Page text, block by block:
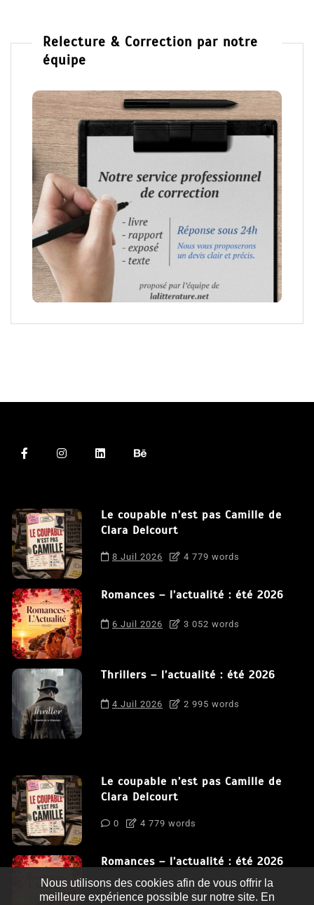
Relecture & Correction par notre
équipe
Le coupable n’est pas Camille de
Clara Delcourt
8 Juil 2026 4 779 words
Romances – l’actualité : été 2026
6 Juil 2026 3 052 words
Thrillers – l’actualité : été 2026
4 Juil 2026 2 995 words
Le coupable n’est pas Camille de
Clara Delcourt
0 4 779 words
Romances – l’actualité : été 2026
0 3 052 words
Nous utilisons des cookies afin de vous offrir la
meilleure expérience possible sur notre site. En